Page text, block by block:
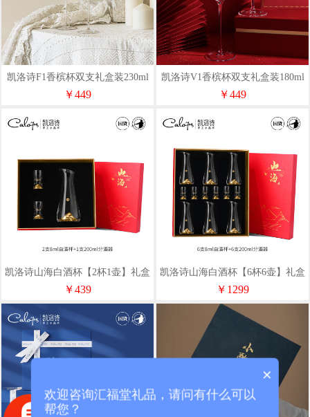
凯洛诗F1香槟杯双支礼盒装230ml
￥449
凯洛诗V1香槟杯双支礼盒装180ml
￥449
凯洛诗山海白酒杯【2杯1壶】礼盒
装
￥439
凯洛诗山海白酒杯【6杯6壶】礼盒
装
￥1299
×
欢迎咨询汇福堂礼品，请问有什么可以
帮您？